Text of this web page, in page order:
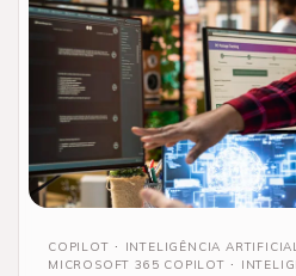
COPILOT
INTELIGÊNCIA
MICROSOFT 365 COPILOT